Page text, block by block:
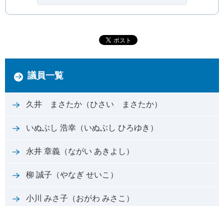
議員一覧
久井 まさたか（ひさい まさたか）
いぬぶし 浩幸（いぬぶし ひろゆき）
永井 章義（ながい あきよし）
柳 誠子（やなぎ せいこ）
小川 みさ子（おがわ みさこ）